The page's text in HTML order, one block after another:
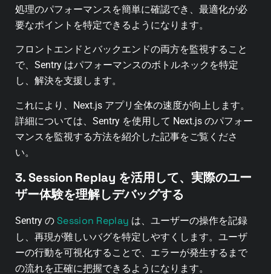
処理のパフォーマンスを簡単に確認でき、最適化が必
要なポイントを特定できるようになります。
フロントエンドとバックエンドの両方を監視すること
で、Sentry はパフォーマンスのボトルネックを特定
し、解決を支援します。
これにより、Next.js アプリ全体の速度が向上します。
詳細については、Sentry を使用して Next.js のパフォー
マンスを監視する方法を紹介した記事をご覧くださ
い。
3. Session Replay を活用して、実際のユー
ザー体験を理解しデバッグする
Sentry の Session Replay は、ユーザーの操作を記録
し、再現が難しいバグを特定しやすくします。ユーザ
ーの行動を可視化することで、エラーが発生するまで
の流れを正確に把握できるようになります。